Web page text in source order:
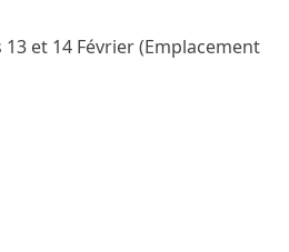
13 et 14 Février (Emplacement